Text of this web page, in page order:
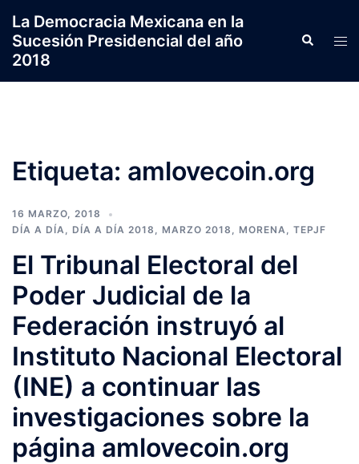
contenido
La Democracia Mexicana en la
Sucesión Presidencial del año
2018
Search
Etiqueta: amlovecoin.org
16 MARZO, 2018
DÍA A DÍA, DÍA A DÍA 2018 , MARZO 2018 , MORENA, TEPJF
El Tribunal Electoral del
Poder Judicial de la
Federación instruyó al
Instituto Nacional Electoral
(INE) a continuar las
investigaciones sobre la
página amlovecoin.org